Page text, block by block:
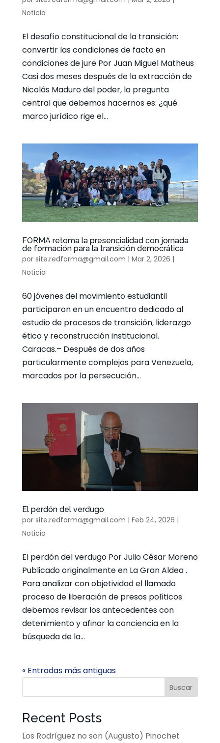
Noticia
El desafío constitucional de la transición:
convertir las condiciones de facto en
condiciones de jure Por Juan Miguel Matheus
Casi dos meses después de la extracción de
Nicolás Maduro del poder, la pregunta
central que debemos hacernos es: ¿qué
marco jurídico rige el...
FORMA retoma la presencialidad con jornada
de formación para la transición democrática
por site.redforma@gmail.com | Mar 2, 2026 |
Noticia
60 jóvenes del movimiento estudiantil
participaron en un encuentro dedicado al
estudio de procesos de transición, liderazgo
ético y reconstrucción institucional.
Caracas.– Después de dos años
particularmente complejos para Venezuela,
marcados por la persecución...
El perdón del verdugo
por site.redforma@gmail.com | Feb 24, 2026 |
Noticia
El perdón del verdugo Por Julio César Moreno
Publicado originalmente en La Gran Aldea .
Para analizar con objetividad el llamado
proceso de liberación de presos políticos
debemos revisar los antecedentes con
detenimiento y afinar la conciencia en la
búsqueda de la...
« Entradas más antiguas
Buscar
Recent Posts
Los Rodríguez no son (Augusto) Pinochet